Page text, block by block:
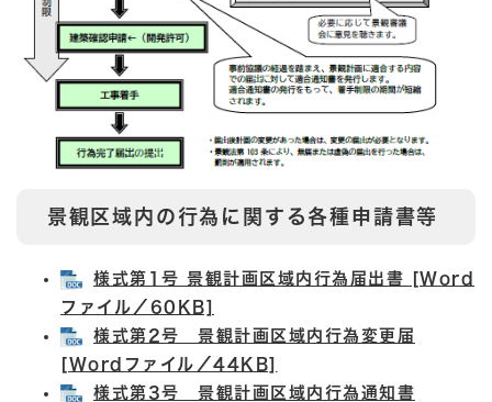
景観区域内の行為に関する各種申請書等
様式第1号 景観計画区域内行為届出書 [Word
ファイル／60KB]
様式第2号 景観計画区域内行為変更届
[Wordファイル／44KB]
様式第3号 景観計画区域内行為通知書